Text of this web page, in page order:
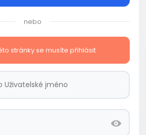
nebo
stránky se musíte přihlásit